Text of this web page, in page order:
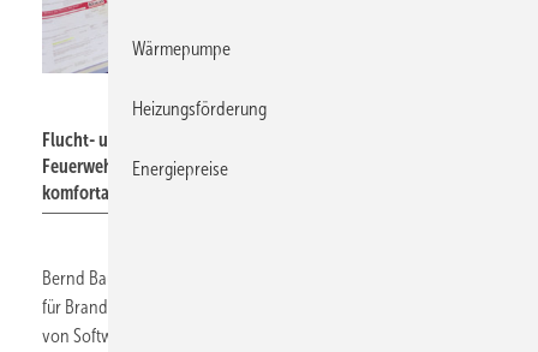
Flucht- und Rettungspläne, Brandschutz- oder
Feuerwehrpläne erstellt Bernd Baumann an seinem
komfortablen Mehrbildschirm-Arbeitsplatz.
Bernd Baumann führt ein Planungs- und Sachverständigenbüro
für Brandschutz als Einzelunternehmen. Durch die Unterstützung
von Software ist er in der Lage, auch
Wärmepumpe
Heizungsförderung
Energiepreise